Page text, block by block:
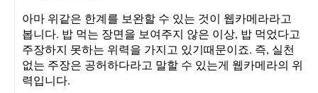
아마 위같은 한계를 보완할 수 있는 것이 웹카메라라고
봅니다. 밥 먹는 장면을 보여주지 않은 이상, 밥 먹었다고
주장하지 못하는 위력을 가지고 있기때문이죠. 즉, 실천
없는 주장은 공허하다라고 말할 수 있는게 웹카메라의 위
력입니다.